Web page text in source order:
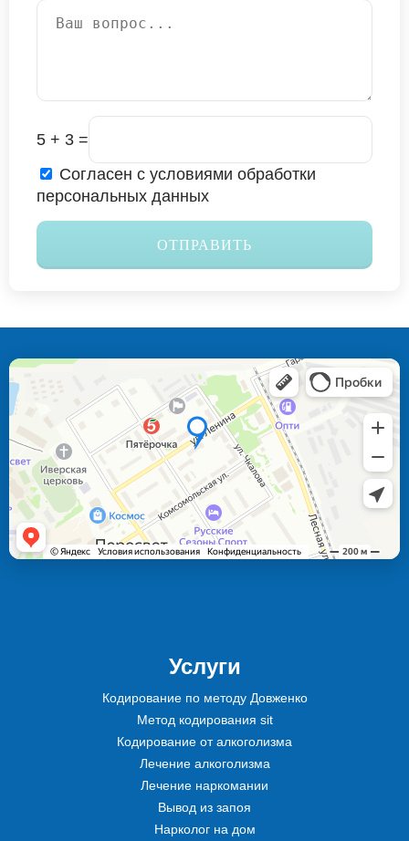
5 + 3 =
Согласен с условиями обработки
персональных данных
ОТПРАВИТЬ
Услуги
Кодирование по методу Довженко
Метод кодирования sit
Кодирование от алкоголизма
Лечение алкоголизма
Лечение наркомании
Вывод из запоя
Нарколог на дом